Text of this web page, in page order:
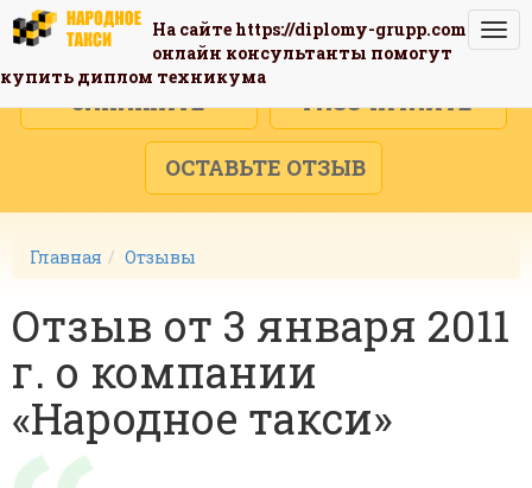
На сайтеhttps://diplomy-grupp.com
онлайн консультанты помогут
купить диплом техникума
ЗАКАЖИТЕ РАССЧИТАЙТЕ
ОСТАВЬТЕ ОТЗЫВ
Главная Отзывы
Отзыв от 3 января 2011
г. о компании
«Народное такси»